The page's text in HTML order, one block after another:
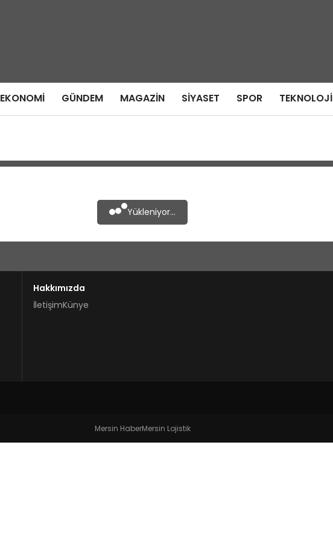
EKONOMI GÜNDEM MAGAZIN SIYASET SPOR TEKNOLOJI
Yükleniyor...
Hakkımızda
İletişimKünye
Mersin HaberMersin Lojistik